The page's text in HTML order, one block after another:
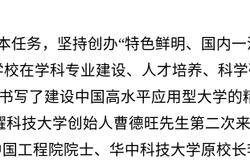
务，坚持创办“特色鲜明、国内
在学科专业建设、人才培养、科
了建设中国高水平应用型大学的
技大学创始人曹德旺先生第二次
工程院院士、华中科技大学原校